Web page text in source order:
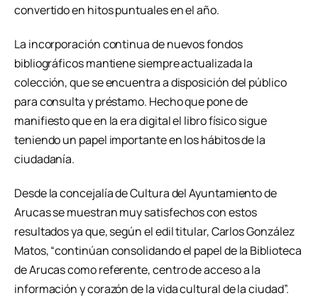
convertido en hitos puntuales en el año.
La incorporación continua de nuevos fondos
bibliográficos mantiene siempre actualizada la
colección, que se encuentra a disposición del público
para consulta y préstamo. Hecho que pone de
manifiesto que en la era digital el libro físico sigue
teniendo un papel importante en los hábitos de la
ciudadanía.
Desde la concejalía de Cultura del Ayuntamiento de
Arucas se muestran muy satisfechos con estos
resultados ya que, según el edil titular, Carlos González
Matos, “continúan consolidando el papel de la Biblioteca
de Arucas como referente, centro de acceso a la
información y corazón de la vida cultural de la ciudad”.